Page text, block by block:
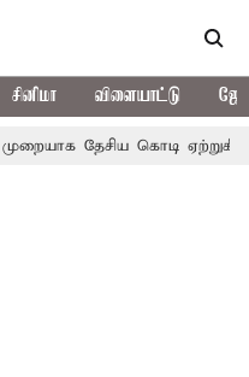
சினிமா விளையாட்டு
தேசிய கொடி ஏற்றுகிறார்,